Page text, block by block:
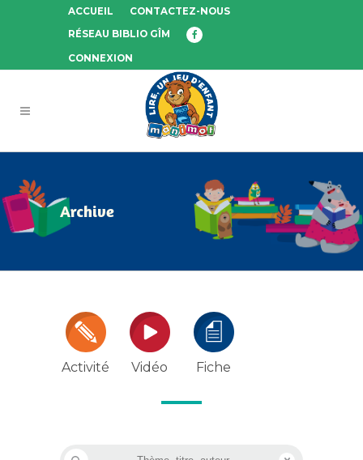
ACCUEIL
CONTACTEZ-NOUS
RÉSEAU BIBLIO GÎM
CONNEXION
Archive
Activité Vidéo Fiche